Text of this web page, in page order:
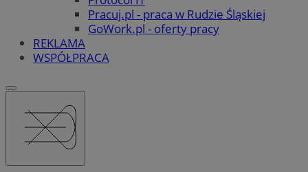
Pracuj.pl - praca w Rudzie Śląskiej
GoWork.pl - oferty pracy
REKLAMA
WSPÓŁPRACA